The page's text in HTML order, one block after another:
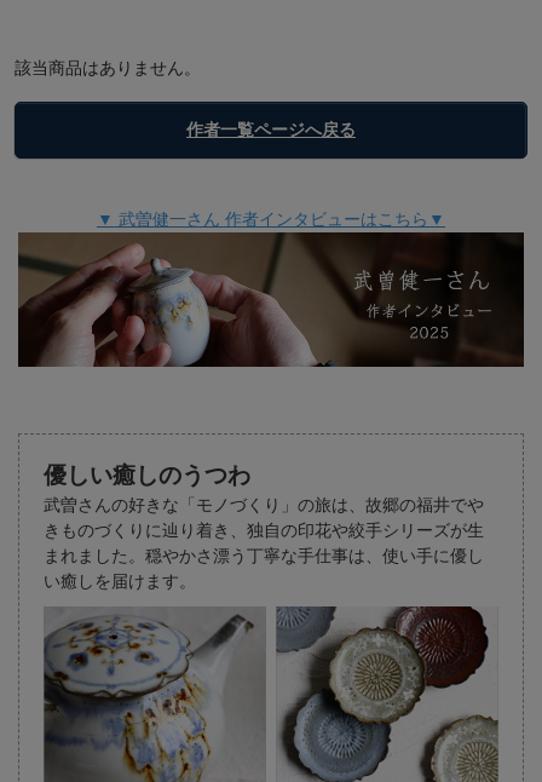
該当商品はありません。
作者一覧ページへ戻る
▼ 武曽健一さん 作者インタビューはこちら▼
優しい癒しのうつわ
武曽さんの好きな「モノづくり」の旅は、故郷の福井でや
きものづくりに辿り着き、独自の印花や絞手シリーズが生
まれました。穏やかさ漂う丁寧な手仕事は、使い手に優し
い癒しを届けます。